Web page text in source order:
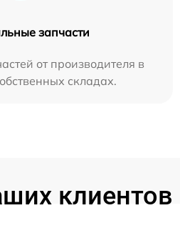
запчасти
от производителя в
складах.
клиентов